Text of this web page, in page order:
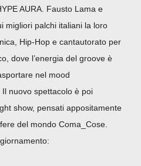
AURA. Fausto Lama e
migliori palchi italiani la loro
Hip-Hop e cantautorato per
dove l’energia del groove è
nel mood
nuovo spettacolo è poi
show, pensati appositamente
del mondo Coma_Cose.